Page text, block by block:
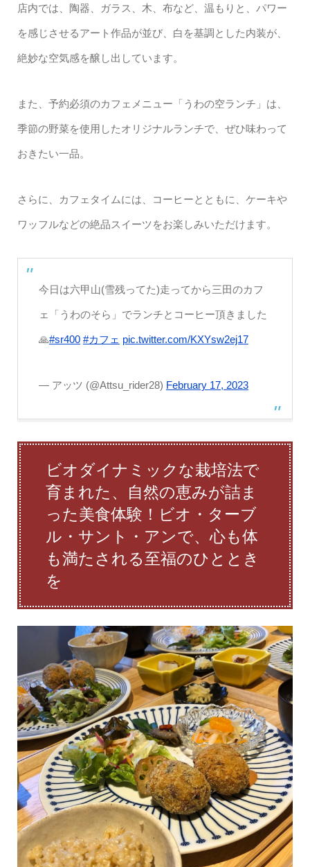
店内では、陶器、ガラス、木、布など、温もりと、パワー
を感じさせるアート作品が並び、白を基調とした内装が、
絶妙な空気感を醸し出しています。
また、予約必須のカフェメニュー「うわの空ランチ」は、
季節の野菜を使用したオリジナルランチで、ぜひ味わって
おきたい一品。
さらに、カフェタイムには、コーヒーとともに、ケーキや
ワッフルなどの絶品スイーツをお楽しみいただけます。
今日は六甲山(雪残ってた)走ってから三田のカフ
ェ「うわのそら」でランチとコーヒー頂きました
🙏#sr400 #カフェ pic.twitter.com/KXYsw2ej17
— アッツ (@Attsu_rider28) February 17, 2023
ビオダイナミックな栽培法で
育まれた、自然の恵みが詰ま
った美食体験！ビオ・ターブ
ル・サント・アンで、心も体
も満たされる至福のひととき
を